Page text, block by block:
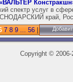
спектр услуг в
край,
7 8 9 ... 56
Copyright ©